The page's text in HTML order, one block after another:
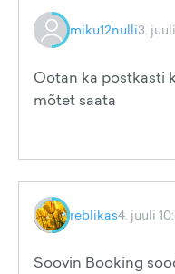
miku12nulli3.
Ootan ka postkasti
mõtet saata
reblikas4. juuli
Soovin Booking